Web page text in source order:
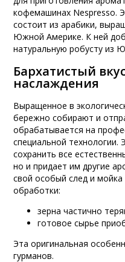
кофемашинах Nespresso.
состоит из арабики,
Южной Америке. К ней
натуральную робусту из
Бархатистый
наслаждения
Выращенное в
бережно собирают и
обрабатывается на
специальной технологии.
сохранить все
но и придает им другие
свой особый след и
обработки:
зерна частично
готовое сырье
Эта оригинальная
гурманов.